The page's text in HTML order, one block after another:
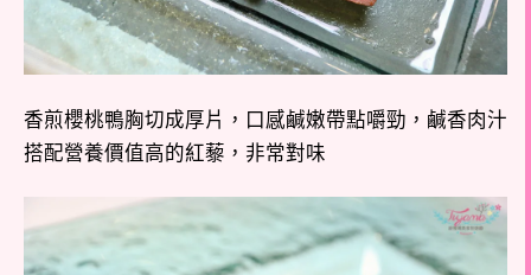
香煎櫻桃鴨胸切成厚片，口感鹹嫩帶點嚼勁，鹹香肉汁
搭配營養價值高的紅藜，非常對味